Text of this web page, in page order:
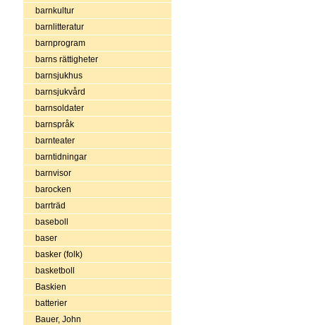
barnkultur
barnlitteratur
barnprogram
barns rättigheter
barnsjukhus
barnsjukvård
barnsoldater
barnspråk
barnteater
barntidningar
barnvisor
barocken
barrträd
baseboll
baser
basker (folk)
basketboll
Baskien
batterier
Bauer, John